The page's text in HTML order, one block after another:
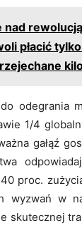
nad
płacić
odegrania
1/4
gałąź
proc.
wyzwań w
skutecznej